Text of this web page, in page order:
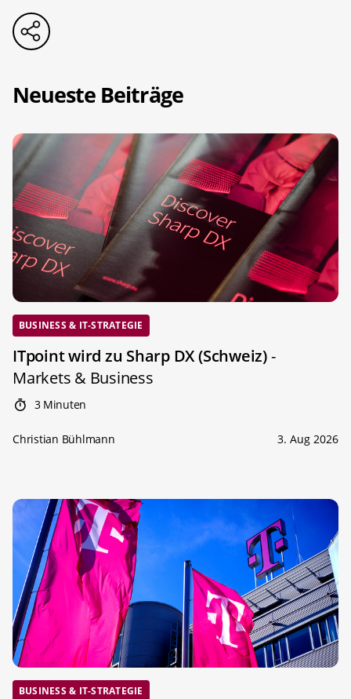
Neueste Beiträge
BUSINESS & IT-STRATEGIE
ITpoint wird zu Sharp DX (Schweiz)-
Markets & Business
3 Minuten
Christian Bühlmann 3. Aug 2026
BUSINESS & IT-STRATEGIE